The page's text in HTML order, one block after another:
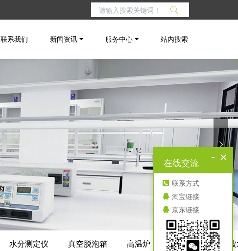
联系我们 新闻资讯 服务中心 站内搜索
水分测定仪 真空脱泡箱 高温炉 搅拌器 超声
×
-
在线交流
联系方式
淘宝链接
京东链接